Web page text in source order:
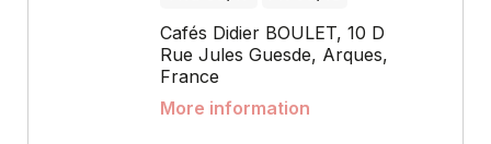
Cafés Didier BOULET, 10 D
Rue Jules Guesde, Arques,
France
More information